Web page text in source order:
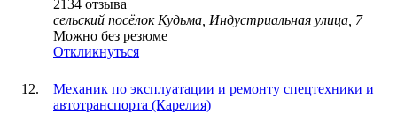
2134 отзыва
сельский посёлок Кудьма, Индустриальная улица, 7
Можно без резюме
Откликнуться
Механик по эксплуатации и ремонту спецтехники и
автотранспорта (Карелия)